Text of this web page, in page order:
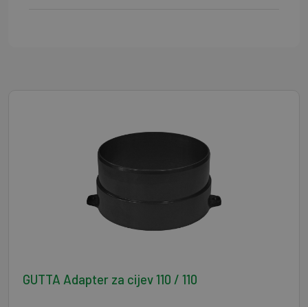
GUTTA Adapter za cijev 110 / 110